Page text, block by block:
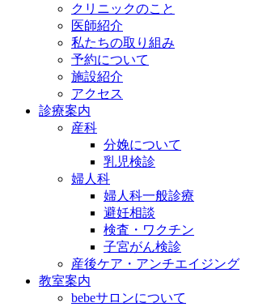
クリニックのこと
医師紹介
私たちの取り組み
予約について
施設紹介
アクセス
診療案内
産科
分娩について
乳児検診
婦人科
婦人科一般診療
避妊相談
検査・ワクチン
子宮がん検診
産後ケア・アンチエイジング
教室案内
bebeサロンについて